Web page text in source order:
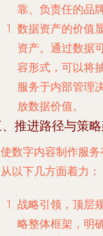
靠、负责任的品
数据资产的价值
资产。通过数据
容形式，可以将
服务于内部管理
放数据价值。
推进路径与策
数字内容制作服
以下几方面着力：
战略引领，顶层
略整体框架，明